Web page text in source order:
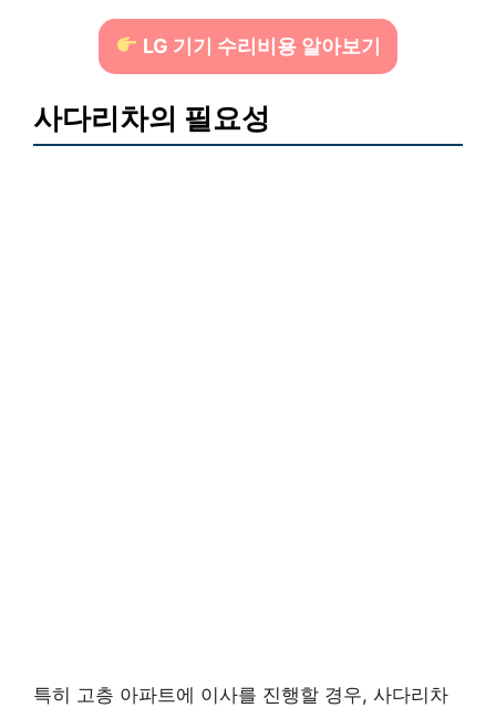
LG 기기 수리비용 알아보기
사다리차의 필요성
특히 고층 아파트에 이사를 진행할 경우, 사다리차